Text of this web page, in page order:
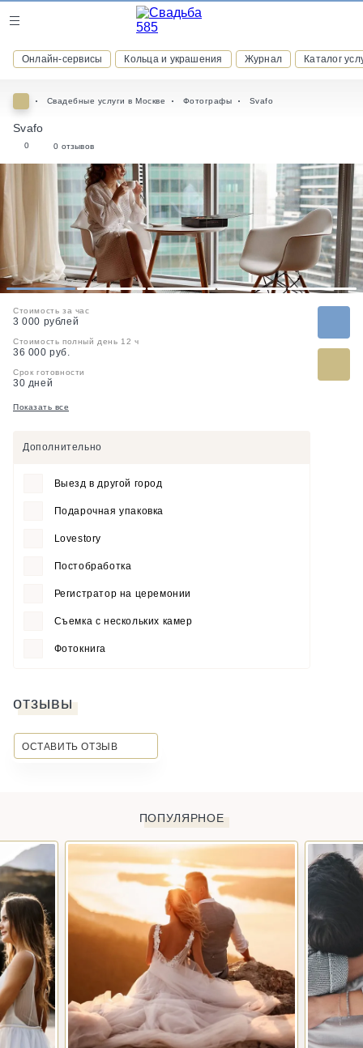
Онлайн-сервисы Кольца и украшения Журнал Каталог
ВСТУПАЙТЕ В КЛУБ ПРИВИЛЕГИЙ
присоединяйтесь к закрытому сообществу и получайте
скидки и бонусы за участие
РЕГИСТРАЦИЯ
Свадебные услуги в Москве Фотографы Svafo
Svafo
0 0 отзывов
1 2 3 4 5
Стоимость за час
3 000 рублей
Стоимость полный день 12 ч
36 000 руб.
Срок готовности
30 дней
Показать все
Дополнительно
Выезд в другой город
Подарочная упаковка
Lovestory
Постобработка
Регистратор на церемонии
Съемка с нескольких камер
Фотокнига
отзывы
ОСТАВИТЬ ОТЗЫВ
ПОПУЛЯРНОЕ